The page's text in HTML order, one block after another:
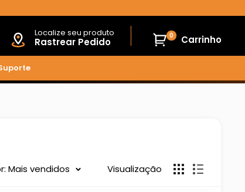
Localize seu produto
Rastrear Pedido 0 Carrinho
Mais vendidos Visualização